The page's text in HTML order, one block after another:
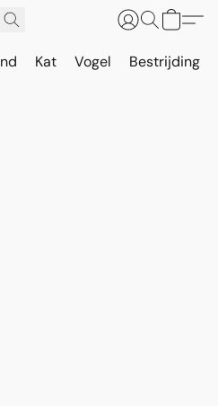
Kat Vogel Bestrijding